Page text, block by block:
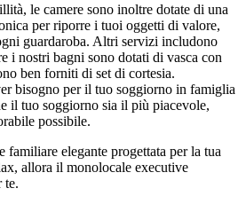
le camere sono inoltre dotate di una
per riporre i tuoi oggetti di valore,
guardaroba. Altri servizi includono
i nostri bagni sono dotati di vasca con
ben forniti di set di cortesia.
bisogno per il tuo soggiorno in famiglia
il tuo soggiorno sia il più piacevole,
possibile.
familiare elegante progettata per la tua
allora il monolocale executive
te.